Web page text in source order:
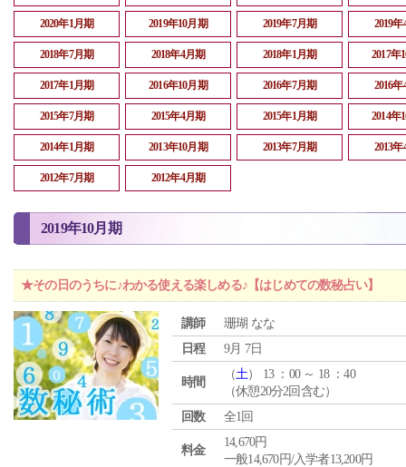
2020年1月期 2019年10月期 2019年7月期 2019
2018年7月期 2018年4月期 2018年1月期 2017年
2017年1月期 2016年10月期 2016年7月期 2016
2015年7月期 2015年4月期 2015年1月期 2014年
2014年1月期 2013年10月期 2013年7月期 2013
2012年7月期 2012年4月期
2019年10月期
★その日のうちに♪わかる使える楽しめる♪【はじめての数秘占い】
講師
珊瑚 なな
日程
9月 7日
時間
（土） 13 ：00 ～ 18 ：40
（休憩20分2回含む）
回数
全1回
料金
14,670円
一般14,670円/入学者13,200円